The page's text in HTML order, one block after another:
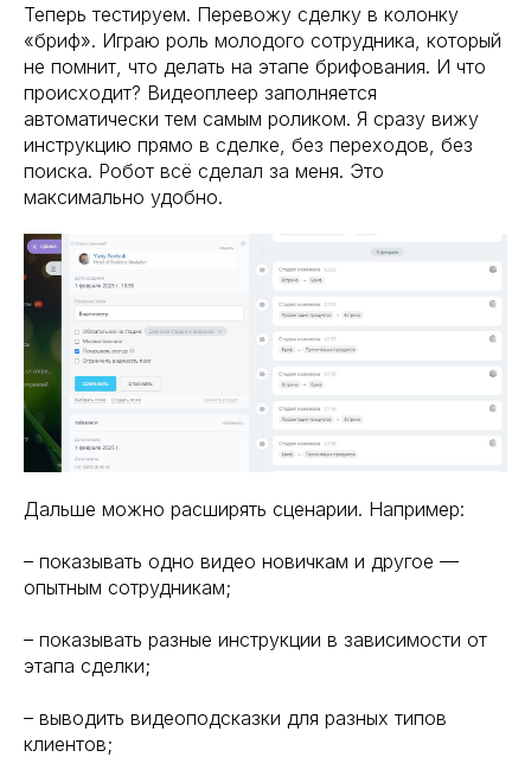
Теперь тестируем. Перевожу сделку в колонку
«бриф». Играю роль молодого сотрудника, который
не помнит, что делать на этапе брифования. И что
происходит? Видеоплеер заполняется
автоматически тем самым роликом. Я сразу вижу
инструкцию прямо в сделке, без переходов, без
поиска. Робот всё сделал за меня. Это
максимально удобно.
Дальше можно расширять сценарии. Например:
– показывать одно видео новичкам и другое —
опытным сотрудникам;
– показывать разные инструкции в зависимости от
этапа сделки;
– выводить видеоподсказки для разных типов
клиентов;